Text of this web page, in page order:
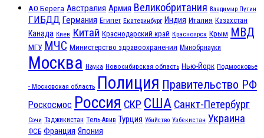
АО Берега Австралия Армия Великобритания Владимир Путин
ГИБДД Германия Египет Екатеринбург Индия Италия Казахстан
Канада Киев Китай Краснодарский край Красноярск Крым МВД
МГУ МЧС Министерство здравоохранения Минобрнауки
Москва Наука Новосибирская область Нью-Йорк Подмосковье
- Московская область Полиция Правительство РФ
Роскосмос Россия СКР США Санкт-Петербург
Сочи Таджикистан Тель-Авив Турция Убийство Узбекистан Украина
ФСБ Франция Япония